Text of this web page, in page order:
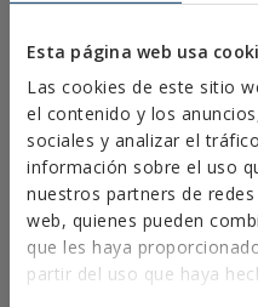
Esta página web usa
Las cookies de este sitio
el contenido y los
sociales y analizar el
información sobre el uso
nuestros partners de
web, quienes pueden
que les haya
partir del uso que haya
El servicio gratuito
maneras diferentes:
bandejas o en cajas
¿Qué es la metodología
La metodología HACCP
Control Points) ó
puntos críticos de
inocuidad alimentaria